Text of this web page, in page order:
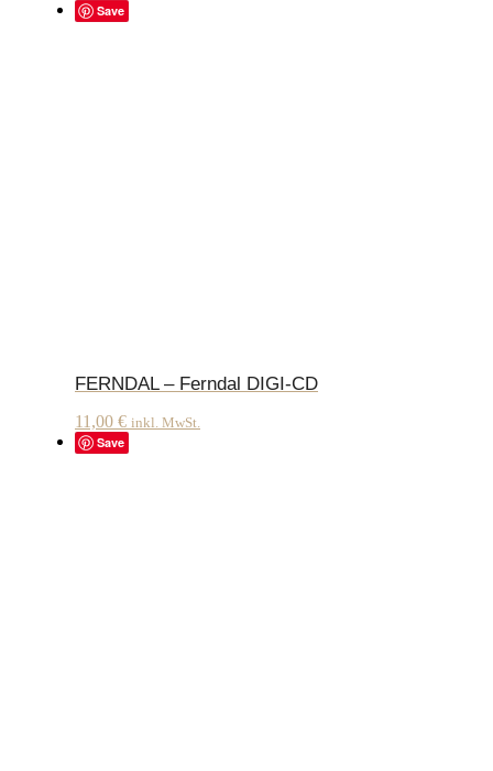
Save
FERNDAL – Ferndal DIGI-CD
11,00 € inkl. MwSt.
Save